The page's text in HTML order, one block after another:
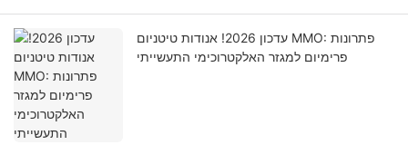
עדכון 2026! אנודות טיטניום MMO: פתרונות
פרימיום למגזר האלקטרוכימי התעשייתי